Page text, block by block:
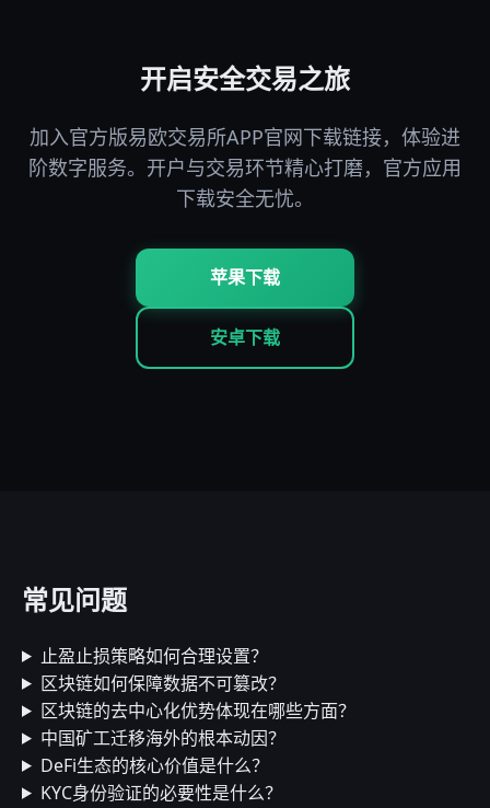
开启安全交易之旅
加入官方版易欧交易所APP官网下载链接，体验进
阶数字服务。开户与交易环节精心打磨，官方应用
下载安全无忧。
苹果下载
安卓下载
常见问题
止盈止损策略如何合理设置？
区块链如何保障数据不可篡改？
区块链的去中心化优势体现在哪些方面？
中国矿工迁移海外的根本动因？
DeFi生态的核心价值是什么？
KYC身份验证的必要性是什么？